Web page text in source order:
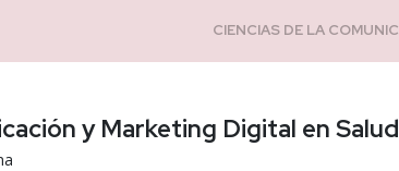
y Marketing Digital en Salud